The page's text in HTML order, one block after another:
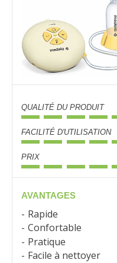
QUALITÉ DU PRODUIT
FACILITÉ D'UTILISATION
PRIX
AVANTAGES
Rapide
Confortable
Pratique
Facile à nettoyer